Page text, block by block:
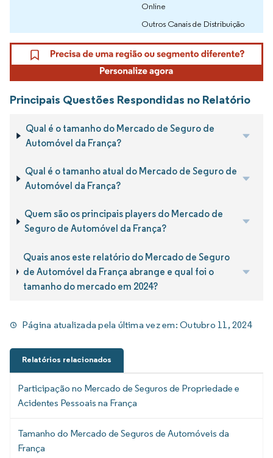
Online
Outros Canais de Distribuição
Principais Questões Respondidas no Relatório
Qual é o tamanho do Mercado de Seguro de
Automóvel da França?
Qual é o tamanho atual do Mercado de Seguro de
Automóvel da França?
Quem são os principais players do Mercado de
Seguro de Automóvel da França?
Quais anos este relatório do Mercado de Seguro
de Automóvel da França abrange e qual foi o
tamanho do mercado em 2024?
Página atualizada pela última vez em:Outubro 11, 2024
Relatórios relacionados
Participação no Mercado de Seguros de Propriedade e
Acidentes Pessoais na França
Tamanho do Mercado de Seguros de Automóveis da
França